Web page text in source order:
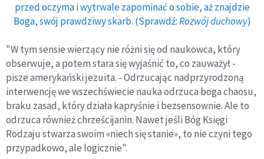
przed oczyma i wytrwale zapominać o sobie, aż znajdzie
Boga, swój prawdziwy skarb. (Sprawdź:Rozwój duchowy)
"W tym sensie wierzący nie różni się od naukowca, który
obserwuje, a potem stara się wyjaśnić to, co zauważył -
pisze amerykański jezuita. - Odrzucając nadprzyrodzoną
interwencję we wszechświecie nauka odrzuca boga chaosu,
braku zasad, który działa kapryśnie i bezsensownie. Ale to
odrzuca również chrześcijanin. Nawet jeśli Bóg Księgi
Rodzaju stwarza swoim «niech się stanie», to nie czyni tego
przypadkowo, ale logicznie".